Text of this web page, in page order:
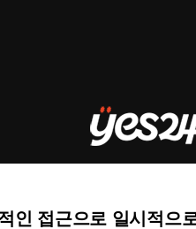
인 접근으로 일시적으